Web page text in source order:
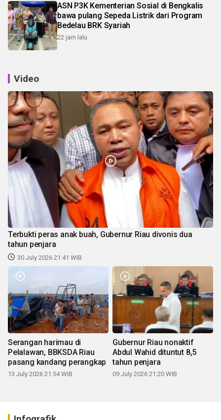
ASN P3K Kementerian Sosial di Bengkalis
bawa pulang Sepeda Listrik dari Program
Bedelau BRK Syariah
22 jam lalu
Video
Terbukti peras anak buah, Gubernur Riau divonis dua
tahun penjara
30 July 2026 21:41 WIB
Serangan harimau di
Pelalawan, BBKSDA Riau
pasang kandang perangkap
13 July 2026 21:54 WIB
Gubernur Riau nonaktif
Abdul Wahid dituntut 8,5
tahun penjara
09 July 2026 21:20 WIB